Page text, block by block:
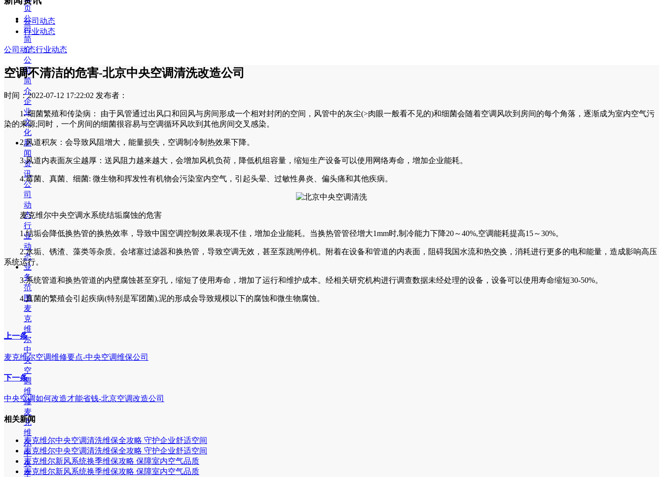
页
公
司
简
介
公
司
简
介
企
业
文
化
新
闻
资
讯
公
司
动
态
行
业
动
态
业
务
范
围
麦
克
维
尔
中
央
空
调
维
修
麦
克
维
尔
中
央
空
公司动态
行业动态
公司动态行业动态
空调不清洁的危害-北京中央空调清洗改造公司
时间：2022-07-12 17:22:02 发布者：
1. 细菌繁殖和传染病： 由于风管通过出风口和回风与房间形成一个相对封闭的空间，风管中的灰尘(>肉眼一般看不见的)和细菌会随着空调风吹到房间的每个角落，逐渐成为室内空气污
染的来源;同时，一个房间的细菌很容易与空调循环风吹到其他房间交叉感染。
2.风道积灰：会导致风阻增大，能量损失，空调制冷制热效果下降。
3.风道内表面灰尘越厚：送风阻力越来越大，会增加风机负荷，降低机组容量，缩短生产设备可以使用网络寿命，增加企业能耗。
4.霉菌、真菌、细菌: 微生物和挥发性有机物会污染室内空气，引起头晕、过敏性鼻炎、偏头痛和其他疾病。
麦克维尔中央空调水系统结垢腐蚀的危害
1.结垢会降低换热管的换热效率，导致中国空调控制效果表现不佳，增加企业能耗。当换热管管径增大1mm时,制冷能力下降20～40%,空调能耗提高15～30%。
2.水垢、锈渣、藻类等杂质。会堵塞过滤器和换热管，导致空调无效，甚至泵跳闸停机。附着在设备和管道的内表面，阻碍我国水流和热交换，消耗进行更多的电和能量，造成影响高压
系统运行。
3.系统管道和换热管道的内壁腐蚀甚至穿孔，缩短了使用寿命，增加了运行和维护成本。经相关研究机构进行调查数据未经处理的设备，设备可以使用寿命缩短30-50%。
4.真菌的繁殖会引起疾病(特别是军团菌),泥的形成会导致规模以下的腐蚀和微生物腐蚀。
上一条
麦克维尔空调维修要点-中央空调维保公司
下一条
中央空调如何改造才能省钱-北京空调改造公司
相关新闻
麦克维尔中央空调清洗维保全攻略 守护企业舒适空间
麦克维尔中央空调清洗维保全攻略 守护企业舒适空间
麦克维尔新风系统换季维保攻略 保障室内空气品质
麦克维尔新风系统换季维保攻略 保障室内空气品质